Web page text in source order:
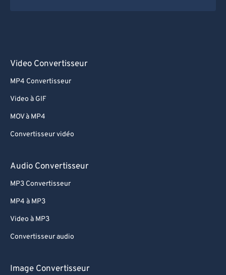
Video Convertisseur
MP4 Convertisseur
Video à GIF
MOV à MP4
Convertisseur vidéo
Audio Convertisseur
MP3 Convertisseur
MP4 à MP3
Video à MP3
Convertisseur audio
Image Convertisseur